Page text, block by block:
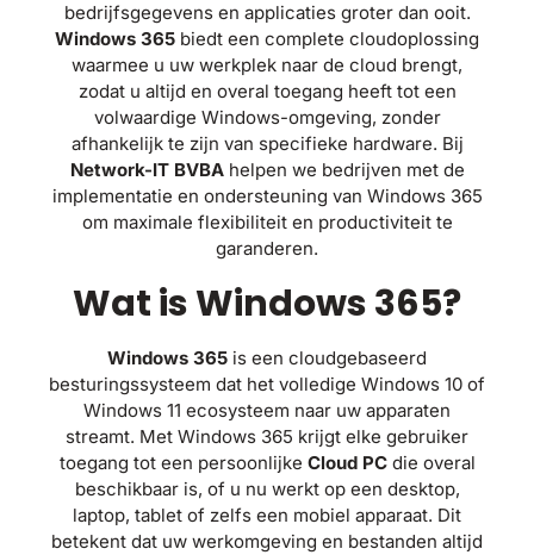
bedrijfsgegevens en applicaties groter dan ooit.
Windows 365 biedt een complete cloudoplossing
waarmee u uw werkplek naar de cloud brengt,
zodat u altijd en overal toegang heeft tot een
volwaardige Windows-omgeving, zonder
afhankelijk te zijn van specifieke hardware. Bij
Network-IT BVBAhelpen we bedrijven met de
implementatie en ondersteuning van Windows 365
om maximale flexibiliteit en productiviteit te
garanderen.
Wat is Windows 365?
Windows 365 is een cloudgebaseerd
besturingssysteem dat het volledige Windows 10 of
Windows 11 ecosysteem naar uw apparaten
streamt. Met Windows 365 krijgt elke gebruiker
toegang tot een persoonlijke Cloud PCdie overal
beschikbaar is, of u nu werkt op een desktop,
laptop, tablet of zelfs een mobiel apparaat. Dit
betekent dat uw werkomgeving en bestanden altijd